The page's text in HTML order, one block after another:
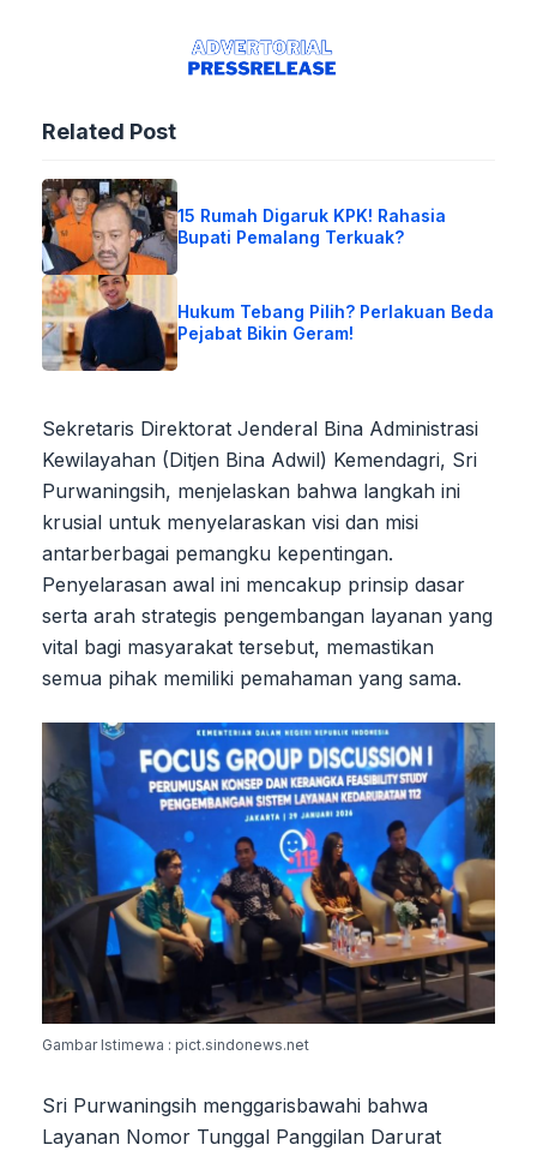
Related Post
15 Rumah Digaruk KPK! Rahasia
Bupati Pemalang Terkuak?
Hukum Tebang Pilih? Perlakuan Beda
Pejabat Bikin Geram!
Sekretaris Direktorat Jenderal Bina Administrasi
Kewilayahan (Ditjen Bina Adwil) Kemendagri, Sri
Purwaningsih, menjelaskan bahwa langkah ini
krusial untuk menyelaraskan visi dan misi
antarberbagai pemangku kepentingan.
Penyelarasan awal ini mencakup prinsip dasar
serta arah strategis pengembangan layanan yang
vital bagi masyarakat tersebut, memastikan
semua pihak memiliki pemahaman yang sama.
Gambar Istimewa : pict.sindonews.net
Sri Purwaningsih menggarisbawahi bahwa
Layanan Nomor Tunggal Panggilan Darurat